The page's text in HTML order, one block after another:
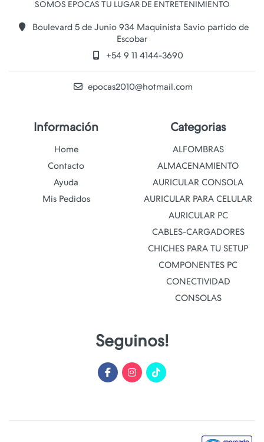
Boulevard 5 de Junio 934 Maquinista Savio partido de
Escobar
+54 9 11 4144-3690
epocas2010@hotmail.com
Información
Home
Contacto
Ayuda
Mis Pedidos
Categorias
ALFOMBRAS
ALMACENAMIENTO
AURICULAR CONSOLA
AURICULAR PARA CELULAR
AURICULAR PC
CABLES-CARGADORES
CHICHES PARA TU SETUP
COMPONENTES PC
CONECTIVIDAD
CONSOLAS
Seguinos!